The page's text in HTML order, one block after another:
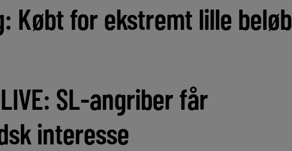
Købt for ekstremt lille beløb
SL-angriber får
interesse